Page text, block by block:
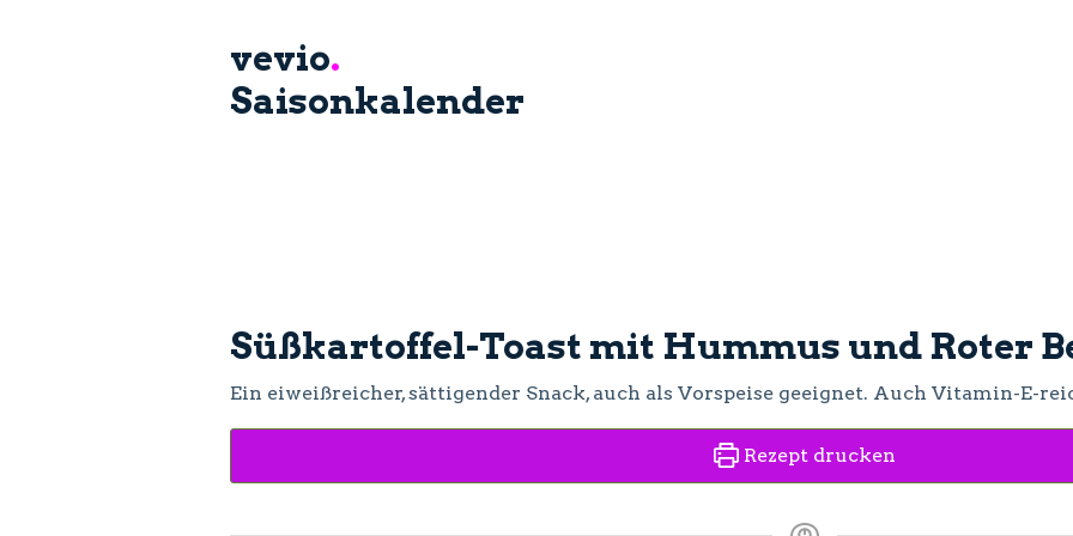
vevio.
Saisonkalender
Süßkartoffel-Toast mit Hummus und Roter
Ein eiweißreicher, sättigender Snack, auch als Vorspeise geeignet. Auch Vitamin-E-
Rezept drucken